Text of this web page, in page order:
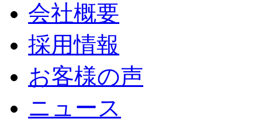
会社概要
採用情報
お客様の声
ニュース